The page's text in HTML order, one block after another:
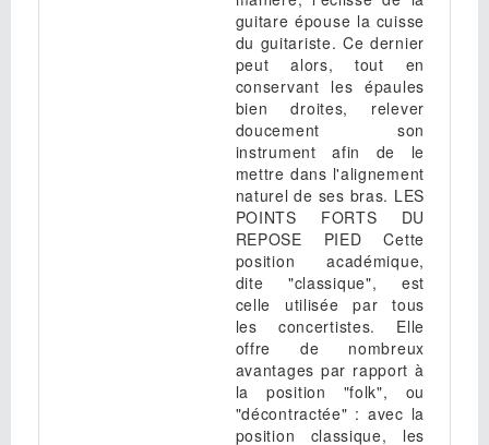
guitare épouse la cuisse
du guitariste. Ce dernier
peut alors, tout en
conservant les épaules
bien droites, relever
doucement son
instrument afin de le
mettre dans l'alignement
naturel de ses bras. LES
POINTS FORTS DU
REPOSE PIED Cette
position académique,
dite "classique", est
celle utilisée par tous
les concertistes. Elle
offre de nombreux
avantages par rapport à
la position "folk", ou
"décontractée" : avec la
position classique, les